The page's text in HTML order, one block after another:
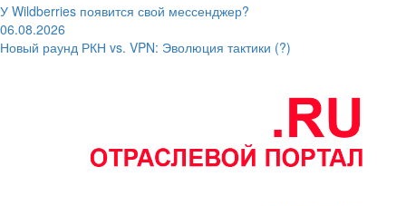
У Wildberries появится свой мессенджер?
06.08.2026
Новый раунд РКН vs. VPN: Эволюция тактики (?)